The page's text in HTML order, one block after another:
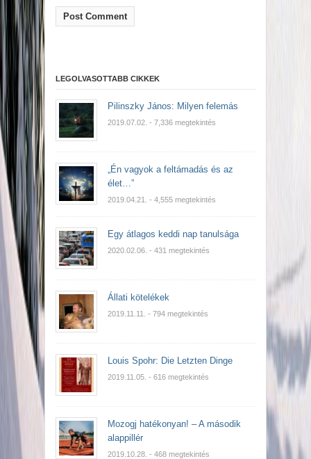
LEGOLVASOTTABB CIKKEK
Pilinszky János: Milyen felemás
2019.07.02. - 7,336 megtekintés
„Én vagyok a feltámadás és az
élet…”
2019.04.21. - 4,555 megtekintés
Egy átlagos keddi nap tanulsága
2020.02.06. - 431 megtekintés
Állati kötelékek
2019.11.11. - 794 megtekintés
Louis Spohr: Die Letzten Dinge
2019.11.05. - 616 megtekintés
Mozogj hatékonyan! – A második
alappillér
2019.10.28. - 468 megtekintés